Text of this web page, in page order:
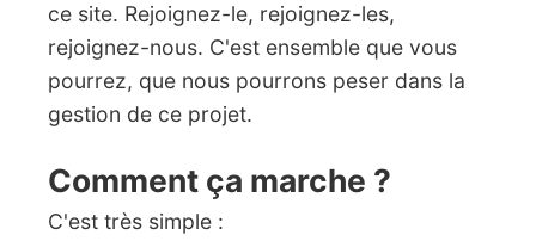
ce site. Rejoignez-le, rejoignez-les,
rejoignez-nous. C'est ensemble que vous
pourrez, que nous pourrons peser dans la
gestion de ce projet.
Comment ça marche ?
C'est très simple :